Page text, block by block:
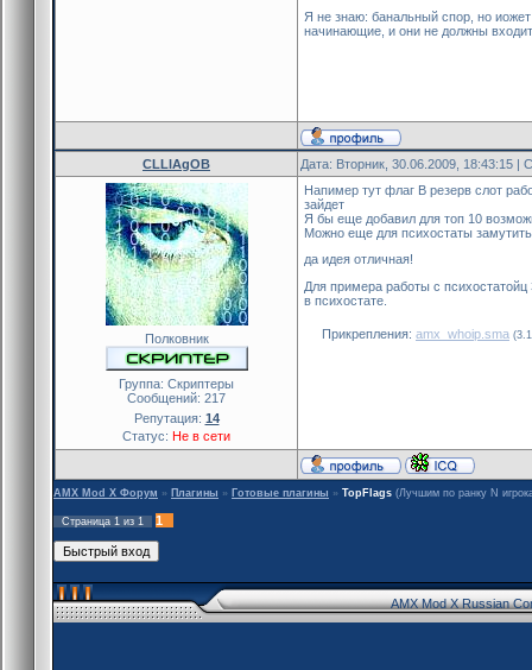
Я не знаю: банальный спор, но иожет
начинающие, и они не должны
CLLlAgOB Дата: Вторник, 30.06.2009, 18:43:15 |
Полковник
Группа: Скриптеры
Сообщений: 217
Репутация: 14
Статус: Не в сети
Напимер тут флаг B резерв слот
зайдет
Я бы еще добавил для топ 10
Можно еще для психостаты
да идея отличная!
Для примера работы с
в психостате.
Прикрепления: amx_whoip.sma
AMX Mod X Форум » Плагины » Готовые плагины » TopFlags (Лучшим по ранку N
Страница 1 из 1 1
AMX Mod X Russian